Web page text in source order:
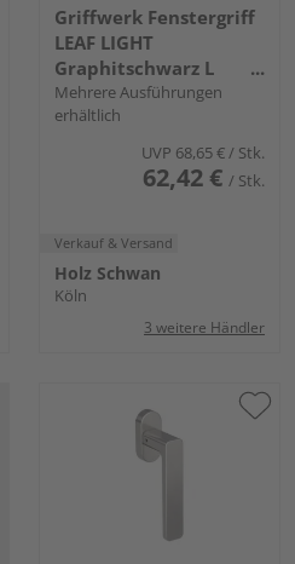
Griffwerk Fenstergriff
LEAF LIGHT
Graphitschwarz L
7x42mm
Mehrere Ausführungen
erhältlich
UVP 68,65 €/ Stk.
62,42 € / Stk.
Verkauf & Versand
Holz Schwan
Köln
3 weitere Händler